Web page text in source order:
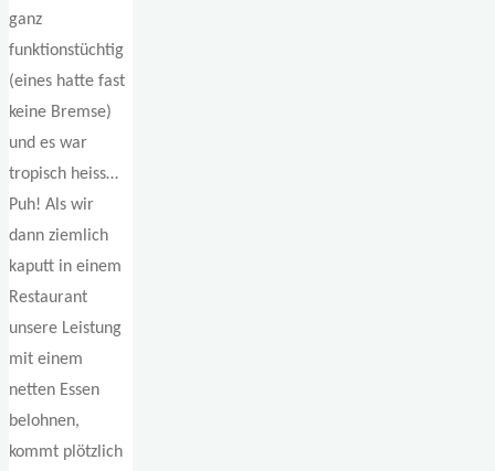
ganz
funktionstüchtig
(eines hatte fast
keine Bremse)
und es war
tropisch heiss…
Puh! Als wir
dann ziemlich
kaputt in einem
Restaurant
unsere Leistung
mit einem
netten Essen
belohnen,
kommt plötzlich